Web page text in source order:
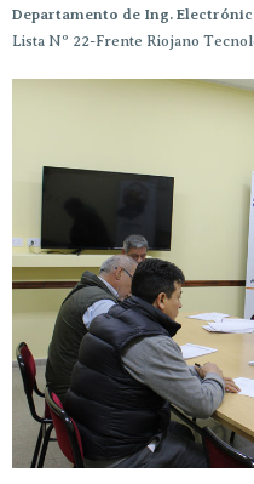
Departamento de Ing.
Lista Nº 22-Frente Riojano